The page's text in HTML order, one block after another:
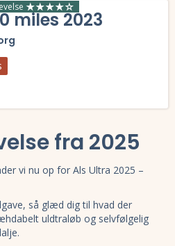
miles 2023
fra 2025
vi nu op for Als Ultra 2025 –
så glæd dig til hvad der
uldtraløb og selvfølgelig